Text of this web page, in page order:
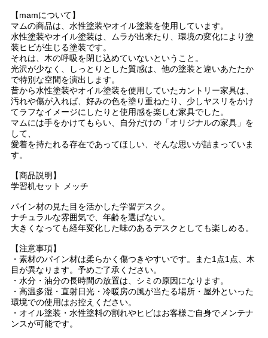
【mamについて】
マムの商品は、水性塗装やオイル塗装を使用しています。
水性塗装やオイル塗装は、ムラが出来たり、環境の変化により塗
装ヒビが生じる塗装です。
それは、木の呼吸を閉じ込めていないということ。
光沢が少なく、しっとりとした質感は、他の塗装と違いあたたか
で特別な空間を演出します。
昔から水性塗装やオイル塗装を使用していたカントリー家具は、
汚れや傷が入れば、好みの色を塗り重ねたり、少しヤスリをかけ
てラフなイメージにしたりと使用感を楽しむ家具でした。
マムには手をかけてもらい、自分だけの「オリジナルの家具」を
して、
愛着を持たれる存在であってほしい、そんな思いが詰まっていま
す。
【商品説明】
学習机セット メッチ
パイン材の見た目を活かした学習デスク。
ナチュラルな雰囲気で、年齢を選ばない。
大きくなっても経年変化した味のあるデスクとしても楽しめる。
【注意事項】
・素材のパイン材は柔らかく傷つきやすいです。また1点1点、木
目が異なります。予めご了承ください。
・水分・油分の長時間の放置は、シミの原因になります。
・高温多湿・直射日光・冷暖房の風が当たる場所・屋外といった
環境での使用はお控えください。
・オイル塗装・水性塗料の割れやヒビはお客様ご自身でメンテナ
ンスが可能です。